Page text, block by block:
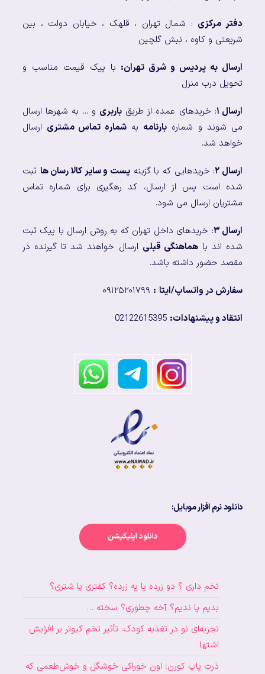
دفتر مرکزی : شمال تهران ، قلهک ، خیابان دولت ، بین
شریعتی و کاوه ، نبش گلچین
ارسال به پردیس و شرق تهران: با پیک قیمت مناسب و
تحویل درب منزل
ارسال ۱ : خریدهای عمده از طریقباربری و ... به شهرها ارسال
می شوند و شماره بارنامه بهشماره تماس مشتری ارسال
خواهد شد.
ارسال ۲ : خریدهایی که با گزینه پست و سایر کالا رسان ها ثبت
شده است پس از ارسال، کد رهگیری برای شماره تماس
مشتریان ارسال می شود.
ارسال ۳
: خریدهای داخل تهران که به روش ارسال با پیک ثبت
شده اند باهماهنگی قبلی ارسال خواهند شد تا گیرنده در
مقصد حضور داشته باشد.
سفارش در واتساپ/ایتا :
انتقاد و پیشنهادات:
دانلود نرم افزار موبایل:
دانلود اپلیکیشن
تخم داری ؟ دو زرده یا یه زرده؟ کفتری یا شتری؟
بدیم یا ندیم؟ آخه چطوری؟ سخته …
تجربه‌ای نو در تغذیه کودک: تأثیر تخم کبوتر بر افزایش
اشتها
ذرت پاپ کورن؛ اون خوراکی خوشگل و خوش‌طعمی که